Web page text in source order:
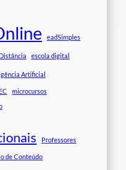
eadSimples
escola digital
Artificial
microcursos
Professores
de Conteúdo